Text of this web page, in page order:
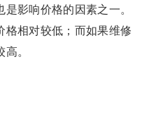
影响价格的因素之一。
格相对较低；而如果维修
。